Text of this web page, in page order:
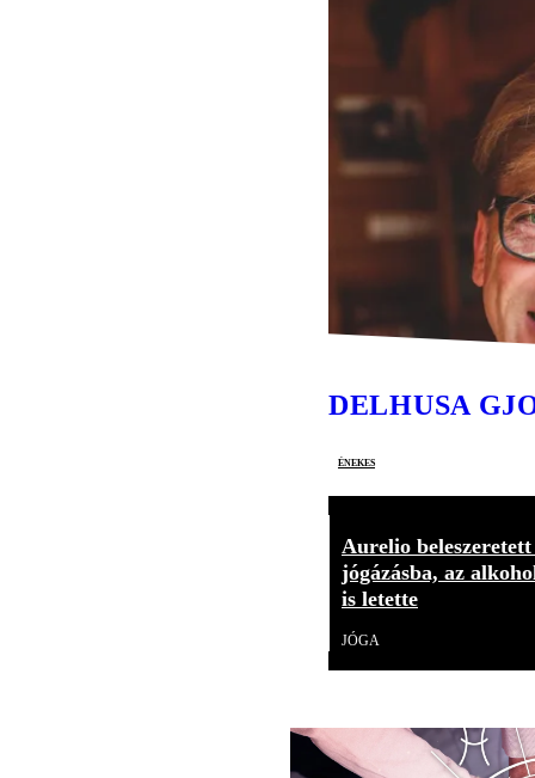
DELHUSA
énekes
Aurelio beleszeretett
jógázásba, az
is letette
JÓGA